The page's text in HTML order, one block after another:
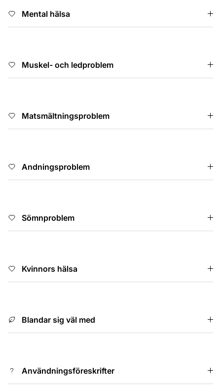
Mental hälsa
Muskel- och ledproblem
Matsmältningsproblem
Andningsproblem
Sömnproblem
Kvinnors hälsa
Blandar sig väl med
Användningsföreskrifter